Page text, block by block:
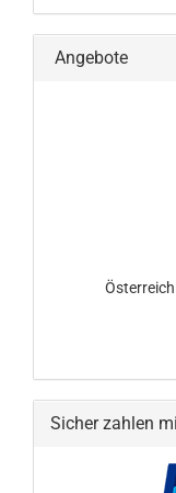
Angebote
Sicher zahlen